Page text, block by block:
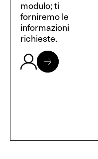
modulo; ti
forniremo le
informazioni
richieste.